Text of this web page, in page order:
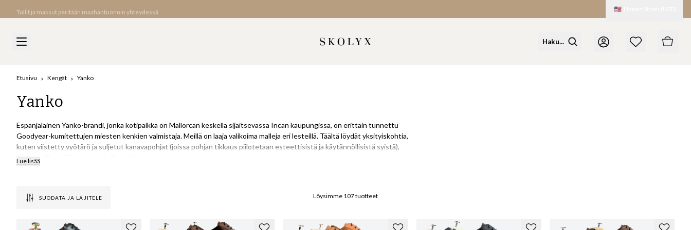
Tullit ja maksut peritään maahantuonnin yhteydessä 🇺🇸
Etusivu Kengät Yanko
Yanko
Espanjalainen Yanko-brändi, jonka kotipaikka on Mallorcan keskellä sijaitsevassa Incan kaupungissa, on erittäin tunnettu
Goodyear-kumitettujen miesten kenkien valmistaja. Meillä on laaja valikoima malleja eri lesteillä. Täältä löydät yksityiskohtia,
kuten viistetty vyötärö ja suljetut kanavapohjat (joissa pohjan tikkaus piilotetaan esteettisistä ja käytännöllisistä syistä),
joita tavallisesti löytyy vain kalliimmista kengistä.
hienoja kenkiä vaikuttavaan hintaan. Täältä löydät kehutut, suositut lestit, kuten 915 (alkuperäinen Mallorcan pehmeä lesti)
Lue lisää
SUODATA JA LAJITELE Löysimme 107tuotteet